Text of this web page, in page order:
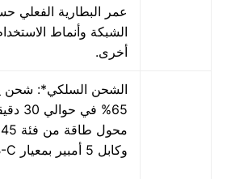
عمر البطارية الفعلي حسب
الشبكة وأنماط الاستخدام
أخرى.
الشحن السلكي*: شحن
65% في حوالي
محول
وكابل 5 أمبير بمعيار USB-C ***